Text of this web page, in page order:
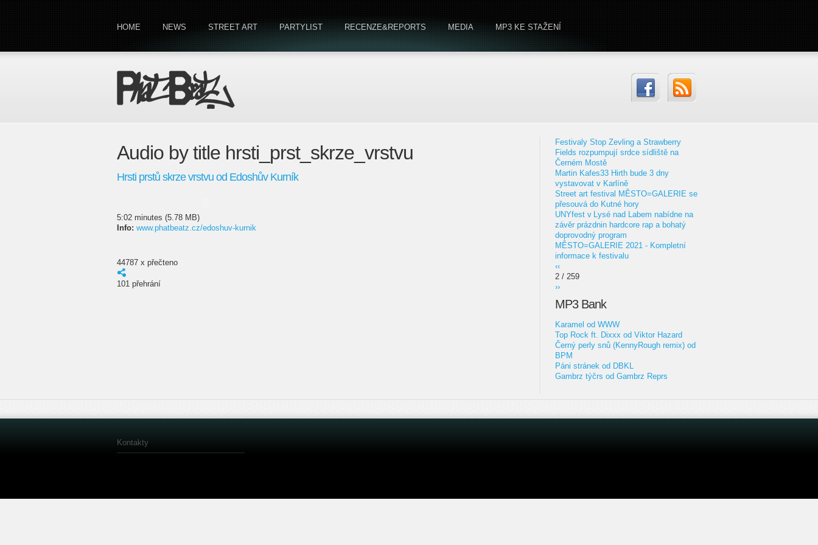
HOME NEWS STREET ART PARTYLIST RECENZE&REPORTS MEDIA MP3 KE STAŽENÍ
Audio by title hrsti_prst_skrze_vrstvu
Hrsti prstů skrze vrstvu od Edoshův Kurník
5:02 minutes (5.78 MB)
Info: www.phatbeatz.cz/edoshuv-kurnik
44787 x přečteno
101 přehrání
Festivaly Stop Zevling a Strawberry
Fields rozpumpují srdce sídliště na
Černém Mostě
Martin Kafes33 Hirth bude 3 dny
vystavovat v Karlíně
Street art festival MĚSTO=GALERIE se
přesouvá do Kutné hory
UNYfest v Lysé nad Labem nabídne na
závěr prázdnin hardcore rap a bohatý
doprovodný program
MĚSTO=GALERIE 2021 - Kompletní
informace k festivalu
‹‹
2 / 259
››
MP3 Bank
Karamel od WWW
Top Rock ft. Dixxx od Viktor Hazard
Černý perly snů (KennyRough remix) od
BPM
Páni stránek od DBKL
Gambrz týčrs od Gambrz Reprs
Kontakty